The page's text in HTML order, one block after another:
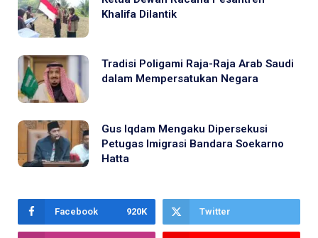
Khalifa Dilantik
Tradisi Poligami Raja-Raja Arab Saudi
dalam Mempersatukan Negara
Gus Iqdam Mengaku Dipersekusi
Petugas Imigrasi Bandara Soekarno
Hatta
Facebook 920K Twitter